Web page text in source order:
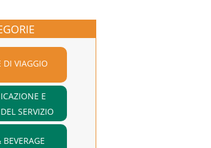
DI VIAGGIO
E
SERVIZIO